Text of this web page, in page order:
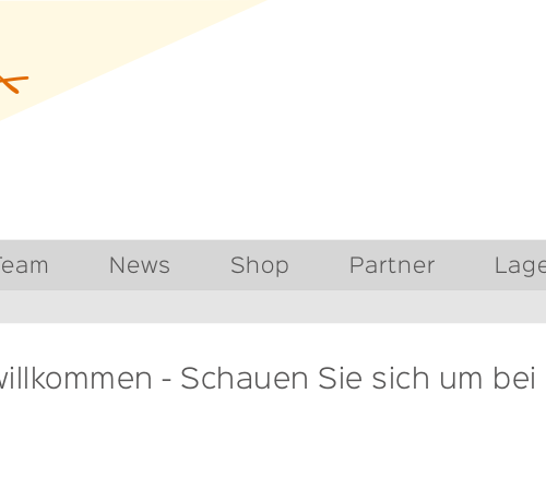
News Shop Partner
- Schauen Sie sich um bei